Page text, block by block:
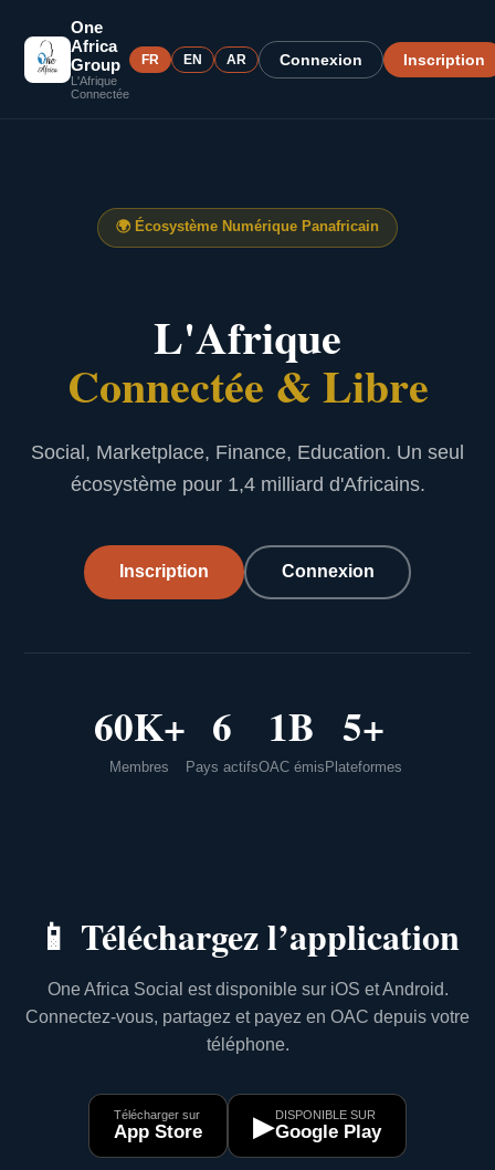
One
Africa
Group
L'Afrique
Connectée
FR EN AR Connexion Inscription
🌍 Écosystème Numérique Panafricain
L'Afrique
Connectée & Libre
Social, Marketplace, Finance, Education. Un seul
écosystème pour 1,4 milliard d'Africains.
Inscription Connexion
60K+
Membres
6
Pays actifs
1B
OAC émis
5+
Plateformes
📱 Téléchargez l’application
One Africa Social est disponible sur iOS et Android.
Connectez-vous, partagez et payez en OAC depuis votre
téléphone.
Télécharger sur
App Store ▶DISPONIBLE SUR
Google Play